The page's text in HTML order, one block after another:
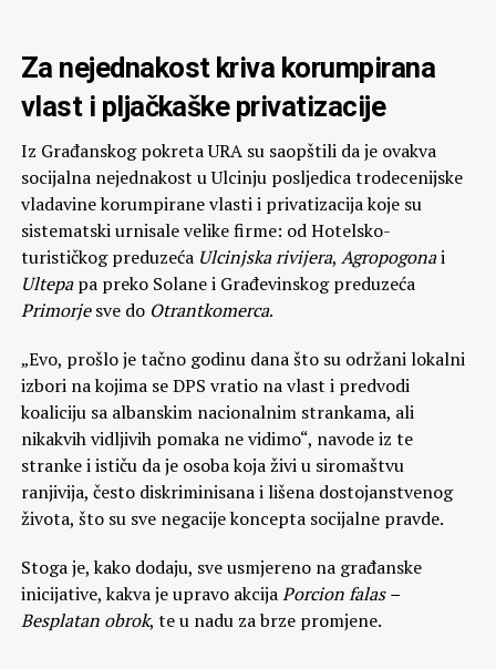
Za nejednakost kriva korumpirana
vlast i pljačkaške privatizacije
Iz Građanskog pokreta URA su saopštili da je ovakva
socijalna nejednakost u Ulcinju posljedica trodecenijske
vladavine korumpirane vlasti i privatizacija koje su
sistematski urnisale velike firme: od Hotelsko-
turističkog preduzeća Ulcinjska rivijera, Agropogonai
Ultepapa preko Solane i Građevinskog preduzeća
Primorjesve do Otrantkomerca.
„Evo, prošlo je tačno godinu dana što su održani lokalni
izbori na kojima se DPS vratio na vlast i predvodi
koaliciju sa albanskim nacionalnim strankama, ali
nikakvih vidljivih pomaka ne vidimo“, navode iz te
stranke i ističu da je osoba koja živi u siromaštvu
ranjivija, često diskriminisana i lišena dostojanstvenog
života, što su sve negacije koncepta socijalne pravde.
Stoga je, kako dodaju, sve usmjereno na građanske
inicijative, kakva je upravo akcijaPorcion falas –
Besplatan obrok, te u nadu za brze promjene.